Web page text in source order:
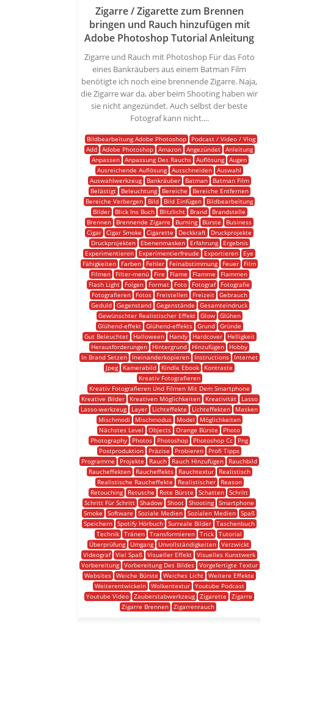
Zigarre / Zigarette zum Brennen
bringen und Rauch hinzufügen mit
Adobe Photoshop Tutorial Anleitung
Zigarre und Rauch mit Photoshop Für das Foto
eines Bankräubers aus einem Batman Film
benötigte ich noch eine brennende Zigarre. Naja,
die Zigarre war da, aber beim Shooting haben wir
sie nicht angezündet. Auch selbst der beste
Fotograf kann nicht....
Bildbearbeitung Adobe Photoshop
Podcast / Video / Vlog
Add
Adobe Photoshop Amazon Angezündet
Anleitung
Anpassen Anpassung Des Rauchs Auflösung Augen
Ausreichende Auflösung Ausschneiden Auswahl
Auswahlwerkzeug
Bankräuber Batman
Batman Film
Belästigt
Beleuchtung Bereiche
Bereiche Entfernen
Bereiche Verbergen
Bild Bild Einfügen
Bildbearbeitung
Bilder
Blick Ins Buch Blitzlicht Brand
Brandstelle
Brennen
Brennende Zigarre Burning Bürste
Business
Cigar Cigar Smoke Cigarette Deckkraft
Druckprojekte
Druckprojekten
Ebenenmasken Erfahrung
Ergebnis
Experimentieren
Experimentierfreude Exportieren
Eye
Fähigkeiten
Farben Fehler Feinabstimmung Feuer
Film
Filmen
Filter-menü Fire Flame Flamme
Flammen
Flash Light
Folgen Format Foto Fotograf
Fotografie
Fotografieren
Fotos Freistellen Freizeit
Gebrauch
Geduld Gegenstand Gegenstände
Gesamteindruck
Gewünschter Realistischer Effekt
Glow
Glühen
Glühend-effekt
Glühend-effekts Grund
Gründe
Gut Beleuchtet
Halloween Handy Hardcover
Helligkeit
Herausforderungen
Hintergrund Hinzufügen
Hobby
In Brand Setzen
Ineinanderkopieren Instructions
Internet
Jpeg
Kamerabild Kindle Ebook
Kontraste
Kreativ Fotografieren
Kreativ Fotografieren Und Filmen Mit Dem Smartphone
Kreative Bilder
Kreativen Möglichkeiten Kreativität
Lasso
Lasso-werkzeug
Layer Lichteffekte Lichteffekten
Masken
Mischmodi
Mischmodus Model
Möglichkeiten
Nächstes Level
Objects Orange Bürste
Photo
Photography
Photos Photoshop Photoshop Cc
Png
Postproduktion
Präzise Probieren
Profi Tipps
Programme
Projekte Rauch Rauch Hinzufügen
Rauchbild
Raucheffekten
Raucheffekts Rauchtextur
Realistisch
Realistische Raucheffekte
Realistischer
Reason
Retouching
Retusche Rote Bürste Schatten Schritt
Schritt Für Schritt Shadow Shoot Shooting Smartphone
Smoke
Software Soziale Medien Sozialen Medien Spaß
Speichern Spotify Hörbuch Surreale Bilder Taschenbuch
Technik Tränen Transformieren Trick Tutorial
Überprüfung
Umgang Unvollständigkeiten Verzwickt
Videograf Viel Spaß Visueller Effekt Visuelles Kunstwerk
Vorbereitung
Vorbereitung Des Bildes
Vorgefertigte Textur
Websites Weiche Bürste Weiches Licht Weitere Effekte
Weiterentwickeln
Wolkentextur
Youtube Podcast
Youtube Video Zauberstabwerkzeug Zigarette
Zigarre
Zigarre Brennen
Zigarrenrauch